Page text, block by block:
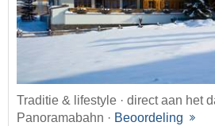
Traditie & lifestyle · direct aan het
Panoramabahn · Beoordeling